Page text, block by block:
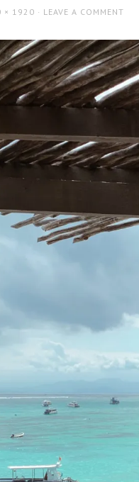
× 1920 LEAVE A COMMENT